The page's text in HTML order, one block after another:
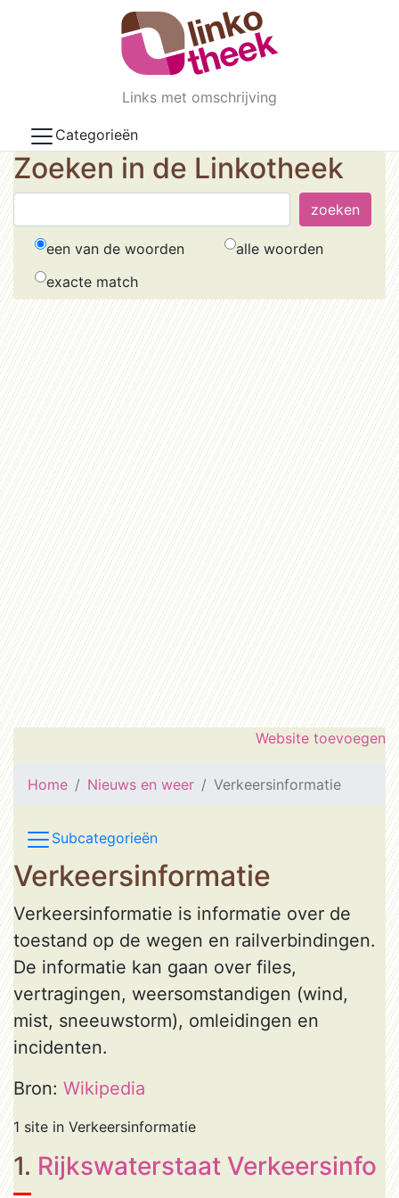
Skip to main content
Links met omschrijving
Categorieën
Zoeken in de Linkotheek
een van de woorden
alle woorden
exacte match
Website toevoegen
Home Nieuws en weer Verkeersinformatie
Subcategorieën
Verkeersinformatie
Verkeersinformatie is informatie over de
toestand op de wegen en railverbindingen.
De informatie kan gaan over files,
vertragingen, weersomstandigen (wind,
mist, sneeuwstorm), omleidingen en
incidenten.
Bron: Wikipedia
1 site in Verkeersinformatie
1. Rijkswaterstaat Verkeersinfo